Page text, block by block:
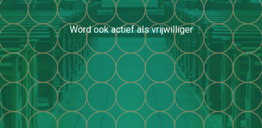
Word ook actief als vrijwilliger